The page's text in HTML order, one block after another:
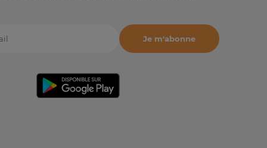
Je m'abonne